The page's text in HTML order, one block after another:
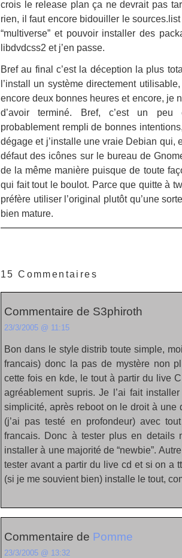
crois le release plan ça ne devrait pas
rien, il faut encore bidouiller le
“multiverse” et pouvoir installer des
libdvdcss2 et j’en passe.
Bref au final c’est la déception la plus
l’install un système directement
encore deux bonnes heures et encore, je
d’avoir terminé. Bref, c’est un peu
probablement rempli de bonnes
dégage et j’installe une vraie Debian qui,
défaut des icônes sur le bureau de
de la même manière puisque de toute
qui fait tout le boulot. Parce que quitte à
préfère utiliser l’original plutôt qu’une
bien mature.
15 Commentaires
Commentaire de S3phiroth
23/3/2005 @ 11:15
Bon dans le style distrib toute simple,
francais) donc la pas de mystère non
cette fois en kde, le tout à partir du live
agréablement supris. Je l’ai fait
simplicité, après reboot on le droit à une
(j’ai pas testé en profondeur) avec
francais. Donc à tester plus en details
installer à une majorité de “newbie”.
tester avant a partir du live cd et si on a
(si je me souvient bien) installe le tout,
Commentaire de Pomme
23/3/2005 @ 13:32